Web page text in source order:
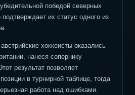
победой северных
их статус одного из
хоккеисты оказались
нанеся сопернику
результат позволяет
в турнирной таблице, тогда
работа над ошибками.